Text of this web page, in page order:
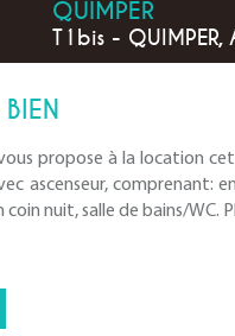
QUIMPER
T1bis - QUIMPER,
propose à la location
ascenseur, comprenant:
nuit, salle de bains/WC.